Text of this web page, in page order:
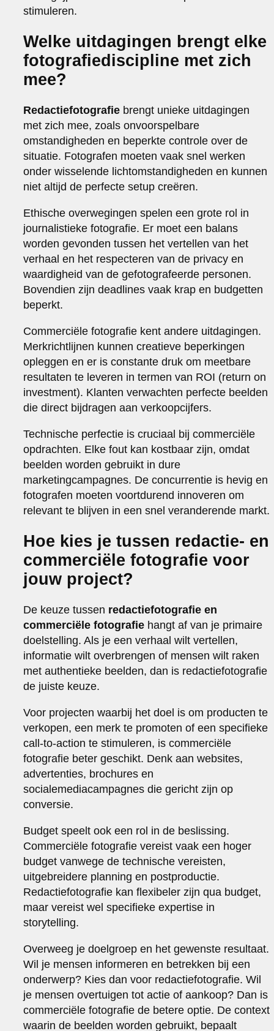
stimuleren.
Welke uitdagingen brengt elke
fotografiediscipline met zich
mee?
Redactiefotografie brengt unieke uitdagingen
met zich mee, zoals onvoorspelbare
omstandigheden en beperkte controle over de
situatie. Fotografen moeten vaak snel werken
onder wisselende lichtomstandigheden en kunnen
niet altijd de perfecte setup creëren.
Ethische overwegingen spelen een grote rol in
journalistieke fotografie. Er moet een balans
worden gevonden tussen het vertellen van het
verhaal en het respecteren van de privacy en
waardigheid van de gefotografeerde personen.
Bovendien zijn deadlines vaak krap en budgetten
beperkt.
Commerciële fotografie kent andere uitdagingen.
Merkrichtlijnen kunnen creatieve beperkingen
opleggen en er is constante druk om meetbare
resultaten te leveren in termen van ROI (return on
investment). Klanten verwachten perfecte beelden
die direct bijdragen aan verkoopcijfers.
Technische perfectie is cruciaal bij commerciële
opdrachten. Elke fout kan kostbaar zijn, omdat
beelden worden gebruikt in dure
marketingcampagnes. De concurrentie is hevig en
fotografen moeten voortdurend innoveren om
relevant te blijven in een snel veranderende markt.
Hoe kies je tussen redactie- en
commerciële fotografie voor
jouw project?
De keuze tussen redactiefotografie en
commerciële fotografie hangt af van je primaire
doelstelling. Als je een verhaal wilt vertellen,
informatie wilt overbrengen of mensen wilt raken
met authentieke beelden, dan is redactiefotografie
de juiste keuze.
Voor projecten waarbij het doel is om producten te
verkopen, een merk te promoten of een specifieke
call-to-action te stimuleren, is commerciële
fotografie beter geschikt. Denk aan websites,
advertenties, brochures en
socialemediacampagnes die gericht zijn op
conversie.
Budget speelt ook een rol in de beslissing.
Commerciële fotografie vereist vaak een hoger
budget vanwege de technische vereisten,
uitgebreidere planning en postproductie.
Redactiefotografie kan flexibeler zijn qua budget,
maar vereist wel specifieke expertise in
storytelling.
Overweeg je doelgroep en het gewenste resultaat.
Wil je mensen informeren en betrekken bij een
onderwerp? Kies dan voor redactiefotografie. Wil
je mensen overtuigen tot actie of aankoop? Dan is
commerciële fotografie de betere optie. De context
waarin de beelden worden gebruikt, bepaalt